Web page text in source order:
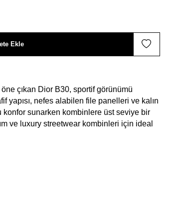
çıkan Dior B30, sportif görünümü
yapısı, nefes alabilen file panelleri ve kalın
konfor sunarken kombinlere üst seviye bir
ve luxury streetwear kombinleri için ideal
Ekle